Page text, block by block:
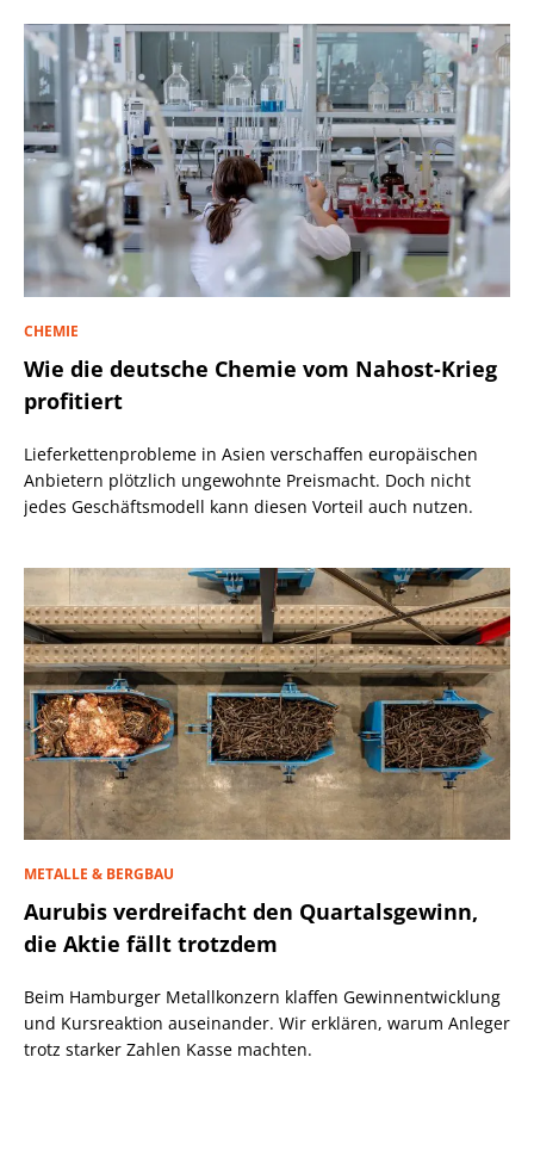
CHEMIE
Wie die deutsche Chemie vom Nahost-Krieg
profitiert
Lieferkettenprobleme in Asien verschaffen europäischen
Anbietern plötzlich ungewohnte Preismacht. Doch nicht
jedes Geschäftsmodell kann diesen Vorteil auch nutzen.
METALLE & BERGBAU
Aurubis verdreifacht den Quartalsgewinn,
die Aktie fällt trotzdem
Beim Hamburger Metallkonzern klaffen Gewinnentwicklung
und Kursreaktion auseinander. Wir erklären, warum Anleger
trotz starker Zahlen Kasse machten.